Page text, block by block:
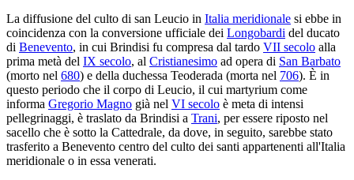
La diffusione del culto di san Leucio in Italia meridionale si ebbe in
coincidenza con la conversione ufficiale dei Longobardi del ducato
di Benevento, in cui Brindisi fu compresa dal tardo VII secolo alla
prima metà del IX secolo, al Cristianesimo ad opera di San Barbato
(morto nel 680) e della duchessa Teoderada (morta nel 706). È in
questo periodo che il corpo di Leucio, il cui martyrium come
informa Gregorio Magno già nel VI secolo è meta di intensi
pellegrinaggi, è traslato da Brindisi a Trani, per essere riposto nel
sacello che è sotto la Cattedrale, da dove, in seguito, sarebbe stato
trasferito a Benevento centro del culto dei santi appartenenti all'Italia
meridionale o in essa venerati.